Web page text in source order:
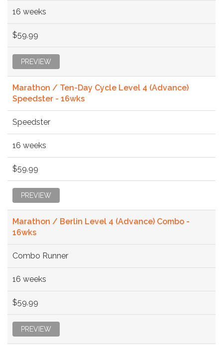
16 weeks
$59.99
PREVIEW
Marathon / Ten-Day Cycle Level 4 (Advance)
Speedster - 16wks
Speedster
16 weeks
$59.99
PREVIEW
Marathon / Berlin Level 4 (Advance) Combo -
16wks
Combo Runner
16 weeks
$59.99
PREVIEW